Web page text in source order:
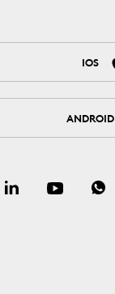
IOS
ANDROID